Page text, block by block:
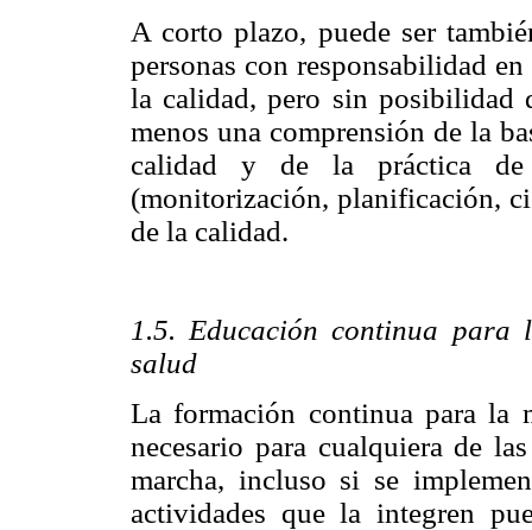
A corto plazo, puede ser
personas con responsabilidad
la calidad, pero sin posibilidad
menos una comprensión de la
calidad y de la práctica de
(monitorización, planificación,
de la calidad.
1.5. Educación continua
salud
La formación continua para la
necesario para cualquiera de
marcha, incluso si se
actividades que la integren